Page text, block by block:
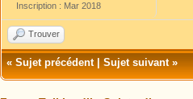
Inscription : Mar 2018
Trouver
«Sujet précédent|Sujet suivant»